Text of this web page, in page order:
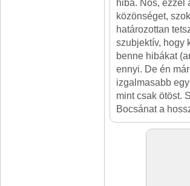
hiba. Nos, ezzel
közönséget,
határozottan
szubjektív, hogy
benne hibákat
ennyi. De én
izgalmasabb
mint csak ötöst.
Bocsánat a